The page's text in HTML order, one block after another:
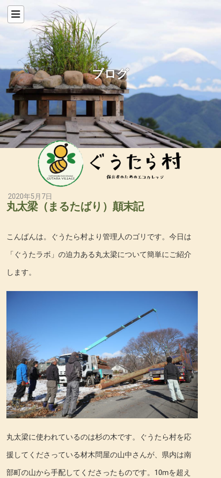
ブログ
2020年5月7日
丸太梁（まるたばり）顛末記
こんばんは。ぐうたら村より管理人のゴリです。今日は
「ぐうたラボ」の迫力ある丸太梁について簡単にご紹介
します。
丸太梁に使われているのは杉の木です。ぐうたら村を応
援してくださっている材木問屋の山中さんが、県内は南
部町の山から手配してくださったものです。10mを超え